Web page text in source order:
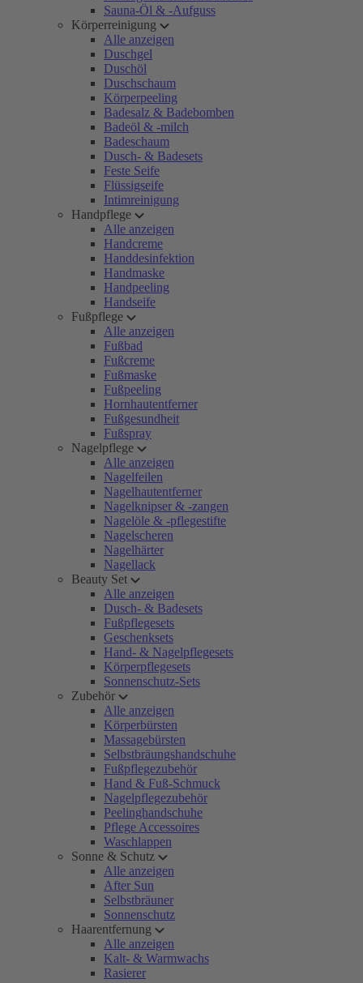
Sauna-Öl & -Aufguss
Körperreinigung
Alle anzeigen
Duschgel
Duschöl
Duschschaum
Körperpeeling
Badesalz & Badebomben
Badeöl & -milch
Badeschaum
Dusch- & Badesets
Feste Seife
Flüssigseife
Intimreinigung
Handpflege
Alle anzeigen
Handcreme
Handdesinfektion
Handmaske
Handpeeling
Handseife
Fußpflege
Alle anzeigen
Fußbad
Fußcreme
Fußmaske
Fußpeeling
Hornhautentferner
Fußgesundheit
Fußspray
Nagelpflege
Alle anzeigen
Nagelfeilen
Nagelhautentferner
Nagelknipser & -zangen
Nagelöle & -pflegestifte
Nagelscheren
Nagelhärter
Nagellack
Beauty Set
Alle anzeigen
Dusch- & Badesets
Fußpflegesets
Geschenksets
Hand- & Nagelpflegesets
Körperpflegesets
Sonnenschutz-Sets
Zubehör
Alle anzeigen
Körperbürsten
Massagebürsten
Selbstbräungshandschuhe
Fußpflegezubehör
Hand & Fuß-Schmuck
Nagelpflegezubehör
Peelinghandschuhe
Pflege Accessoires
Waschlappen
Sonne & Schutz
Alle anzeigen
After Sun
Selbstbräuner
Sonnenschutz
Haarentfernung
Alle anzeigen
Kalt- & Warmwachs
Rasierer